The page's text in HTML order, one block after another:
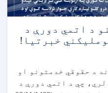
د اتمي دورې د
خبرتیا!
د حقوقي خدمتونو او
لري، چي د اتمي دورې د